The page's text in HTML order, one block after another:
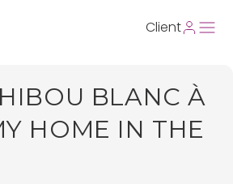
Client
BLANC À
HOME IN THE